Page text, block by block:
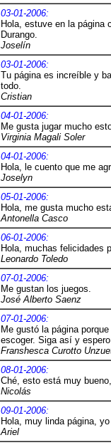
03-01-2006:
Hola, estuve en la página
Durango.
Joselín
03-01-2006:
Tu página es increíble y
todo.
Cristian
04-01-2006:
Me gusta jugar mucho
Virginia Magali Soler
04-01-2006:
Hola, le cuento que me
Joselyn
05-01-2006:
Hola, me gusta mucho
Antonella Casco
06-01-2006:
Hola, muchas felicidades
Leonardo Toledo
07-01-2006:
Me gustan los juegos.
José Alberto Saenz
07-01-2006:
Me gustó la página
escoger. Siga así y
Franshesca Curotto
08-01-2006:
Ché, esto está muy
Nicolás
09-01-2006:
Hola, muy linda página,
Ariel